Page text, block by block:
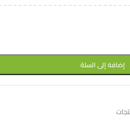
إضافة إلى السلة